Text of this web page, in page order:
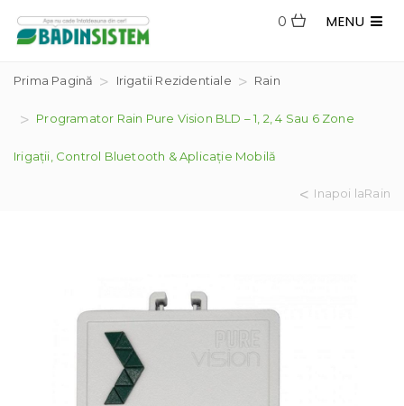
MENU
0
Prima Pagină Irigatii Rezidentiale Rain
Programator Rain Pure Vision BLD – 1, 2, 4 Sau 6 Zone
Irigații, Control Bluetooth & Aplicație Mobilă
Inapoi laRain